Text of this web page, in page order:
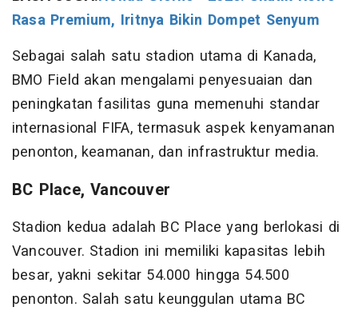
Rasa Premium, Iritnya Bikin Dompet Senyum
Sebagai salah satu stadion utama di Kanada,
BMO Field akan mengalami penyesuaian dan
peningkatan fasilitas guna memenuhi standar
internasional FIFA, termasuk aspek kenyamanan
penonton, keamanan, dan infrastruktur media.
BC Place, Vancouver
Stadion kedua adalah BC Place yang berlokasi di
Vancouver. Stadion ini memiliki kapasitas lebih
besar, yakni sekitar 54.000 hingga 54.500
penonton. Salah satu keunggulan utama BC